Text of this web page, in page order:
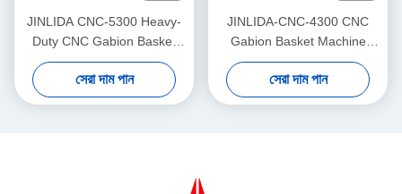
JINLIDA CNC-5300 Heavy-
Duty CNC Gabion Basket
Welding Machine 5300mm
Width Double Twist Mesh
Production Equipment
সেরা দাম পান
JINLIDA-CNC-4300 CNC
Gabion Basket Machine
4300mm Working Width
Servo-Driven Double Twist
Mesh Equipment
সেরা দাম পান